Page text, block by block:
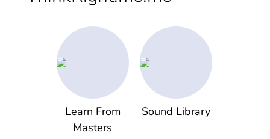
Learn From
Masters
Sound Library